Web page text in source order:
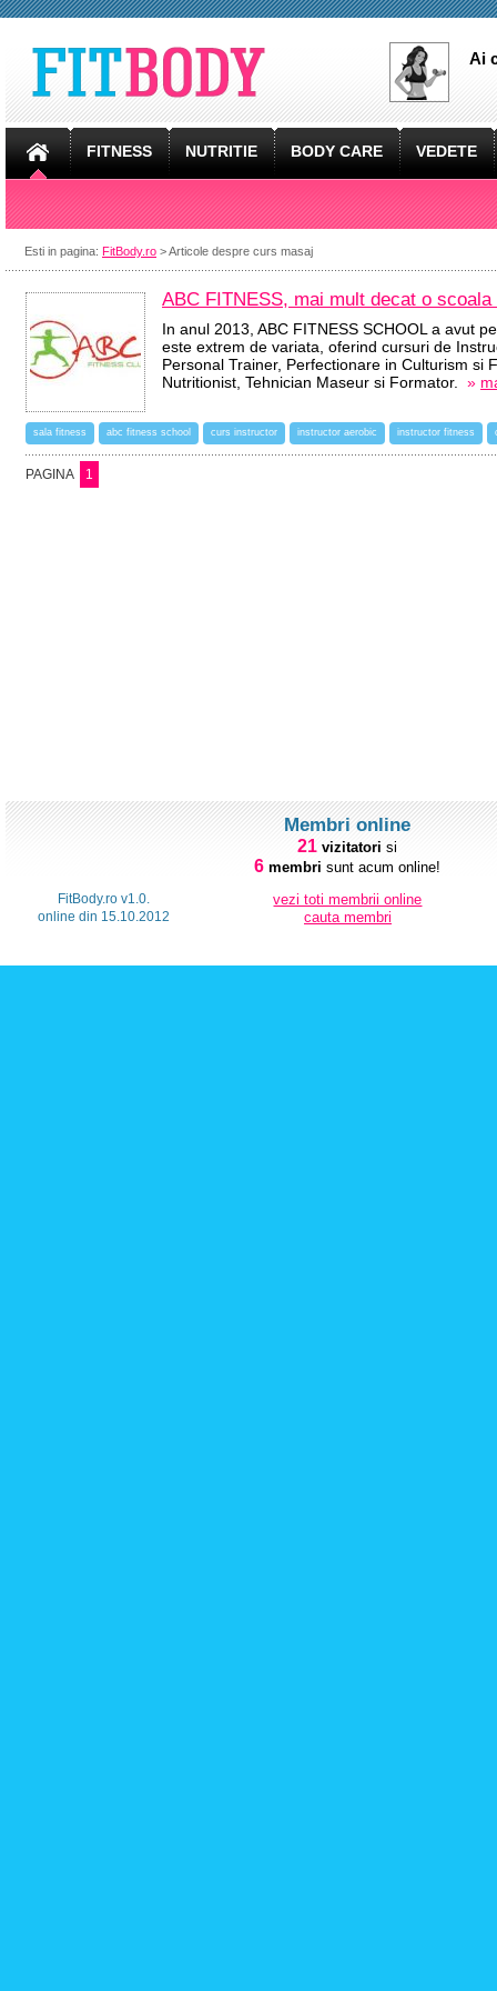
Ai
FITNESS NUTRITIE BODY CARE VEDETE
Esti in pagina: FitBody.ro > Articole despre curs masaj
ABC FITNESS, mai mult decat o
In anul 2013, ABC FITNESS SCHOOL a avut
este extrem de variata, oferind cursuri de
Personal Trainer, Perfectionare in Culturism si
Nutritionist, Tehnician Maseur si Formator. »
sala fitness abc fitness school curs instructor instructor aerobic instructor fitness
PAGINA 1
FitBody.ro v1.0.
online din 15.10.2012
Membri online
21 vizitatori si
6 membri sunt acum online!
vezi toti membrii online
cauta membri